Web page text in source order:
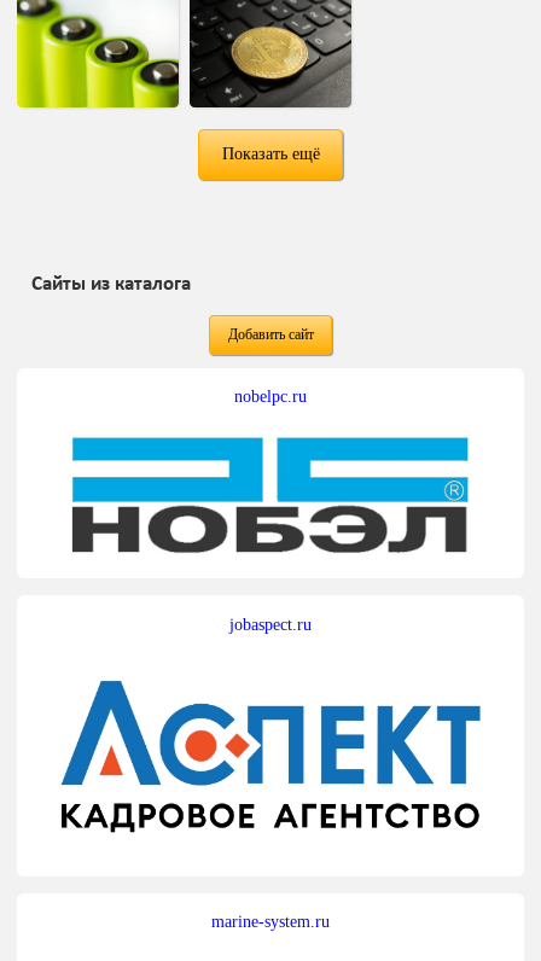
Показать ещё
Сайты из каталога
Добавить сайт
nobelpc.ru
jobaspect.ru
marine-system.ru